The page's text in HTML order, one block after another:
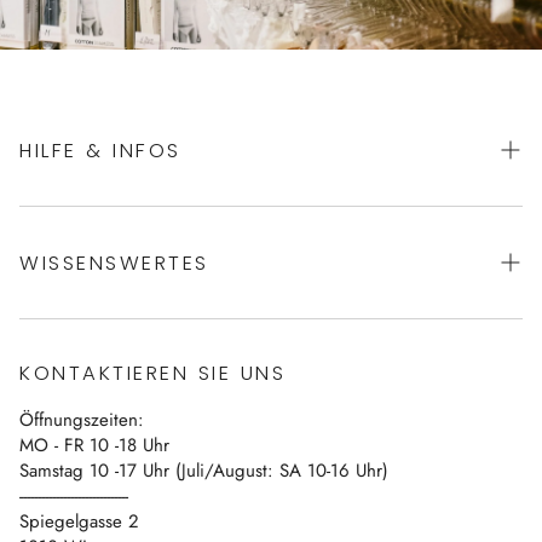
HILFE & INFOS
Datenschutz
Impressum
Vertrag widerrufen
WISSENSWERTES
Blog
Kontakt
KONTAKTIEREN SIE UNS
Öffnungszeiten:
MO - FR 10 -18 Uhr
Samstag 10 -17 Uhr (Juli/August: SA 10-16 Uhr)
------------------------------
Spiegelgasse 2